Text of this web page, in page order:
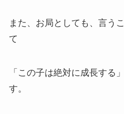
また、お局としても、言う
て
「この子は絶対に成長する
す。